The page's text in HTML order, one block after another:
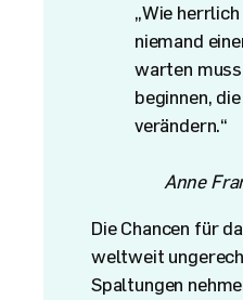
„Wie
niemand
warten
beginnen,
Anne
Die Chancen für
weltweit
Spaltungen